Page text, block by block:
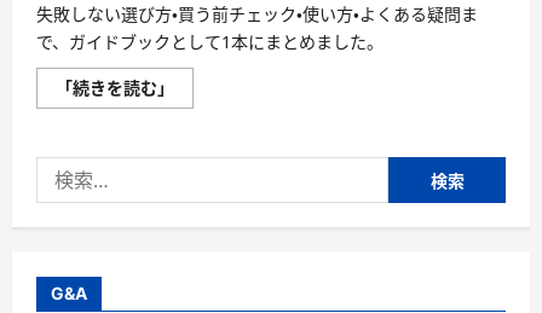
失敗しない選び方・買う前チェック・使い方・よくある疑問ま
で、ガイドブックとして1本にまとめました。
「続きを読む」
気
ク
は
だ
索:
G&A